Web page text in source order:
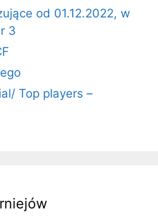
od 01.12.2022, w
3
Top players –